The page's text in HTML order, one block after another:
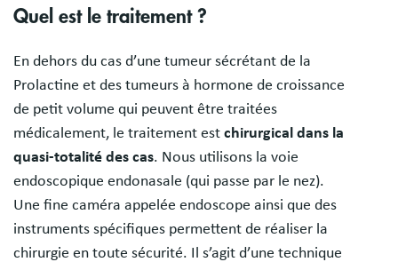
Quel est le traitement ?
En dehors du cas d’une tumeur sécrétant de la
Prolactine et des tumeurs à hormone de croissance
de petit volume qui peuvent être traitées
médicalement, le traitement est chirurgical dans la
quasi-totalité des cas. Nous utilisons la voie
endoscopique endonasale (qui passe par le nez).
Une fine caméra appelée endoscope ainsi que des
instruments spécifiques permettent de réaliser la
chirurgie en toute sécurité. Il s’agit d’une technique